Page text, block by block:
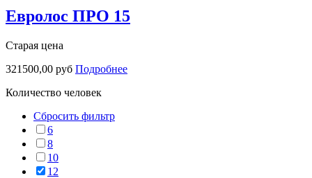
Евролос ПРО 15
Старая цена
321500,00 руб Подробнее
Количество человек
Сбросить фильтр
6
8
10
12